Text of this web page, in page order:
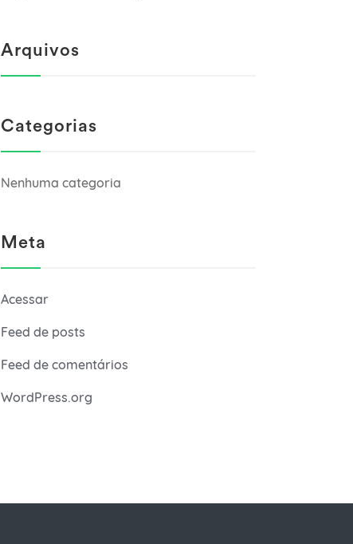
Arquivos
Categorias
Nenhuma categoria
Meta
Acessar
Feed de posts
Feed de comentários
WordPress.org